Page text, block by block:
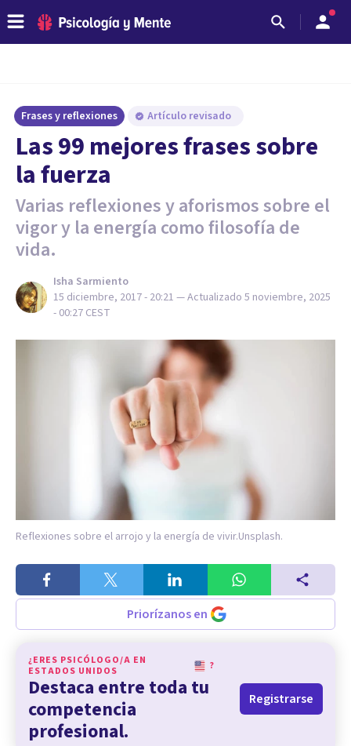
Frases y reflexiones Artículo revisado
Las 99 mejores frases sobre
la fuerza
Varias reflexiones y aforismos sobre el
vigor y la energía como filosofía de
vida.
Isha Sarmiento
15 diciembre, 2017 - 20:21 — Actualizado 5 noviembre, 2025
- 00:27 CEST
Reflexiones sobre el arrojo y la energía de vivir.Unsplash.
Priorízanos en
¿ERES PSICÓLOGO/A EN
ESTADOS UNIDOS
?
Destaca entre toda tu
competencia
profesional.
Registrarse